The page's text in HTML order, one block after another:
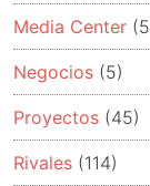
Media Center
Negocios (5)
Proyectos (45)
Rivales (114)